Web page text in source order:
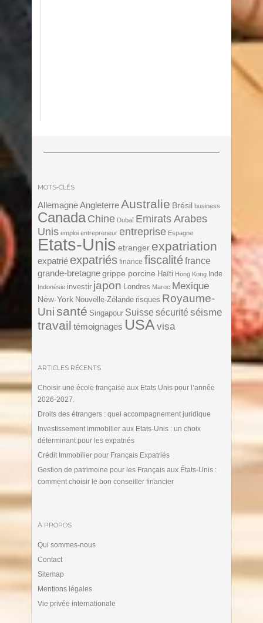
MOTS-CLÉS
Allemagne AngleterreAustralie Brésil business
Canada Chine Dubaï Emirats Arabes
Unis emploi entrepreneur entreprise Espagne
Etats-Unis etranger expatriation
expatrié expatriés finance fiscalitéfrance
grande-bretagne grippe porcine Haïti Hong Kong Inde
Indonésie investir japon Londres Maroc Mexique
New-York Nouvelle-Zélande risques Royaume-
Unisanté Singapour Suisse sécurité séisme
travail témoignages USA visa
ARTICLES RÉCENTS
Choisir une école française aux Etats Unis pour l’année
2026-2027.
Droits des étrangers : quel accompagnement juridique
Investissement immobilier aux Etats-Unis : un choix
déterminant pour les expatriés
Crédit Immobilier pour Français Expatriés
Gestion de patrimoine pour les Français aux États-Unis :
comment choisir le bon conseiller financier
À PROPOS
Qui sommes-nous
Contact
Sitemap
Mentions légales
Vie privée internationale